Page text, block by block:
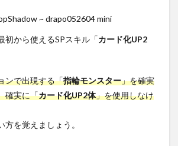
初から使えるSPスキル「カード化UP2
ンで出現する「指輪モンスター」を確実
確実に「カード化UP2体」を使用しなけ
方を覚えましょう。